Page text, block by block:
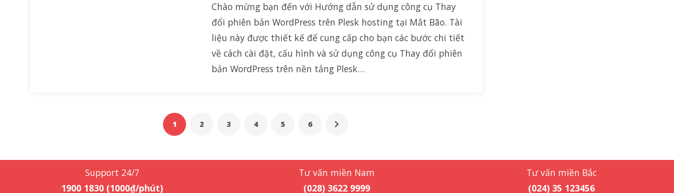
Chào mừng bạn đến với Hướng dẫn sử dụng công cụ Thay
đổi phiên bản WordPress trên Plesk hosting tại Mắt Bão. Tài
liệu này được thiết kế để cung cấp cho bạn các bước chi tiết
về cách cài đặt, cấu hình và sử dụng công cụ Thay đổi phiên
bản WordPress trên nền tảng Plesk…
1 2 3 4 5 6
Support 24/7
1900 1830 (1000₫/phút)
Tư vấn miền Nam
(028) 3622 9999
Tư vấn miền Bắc
(024) 35 123456